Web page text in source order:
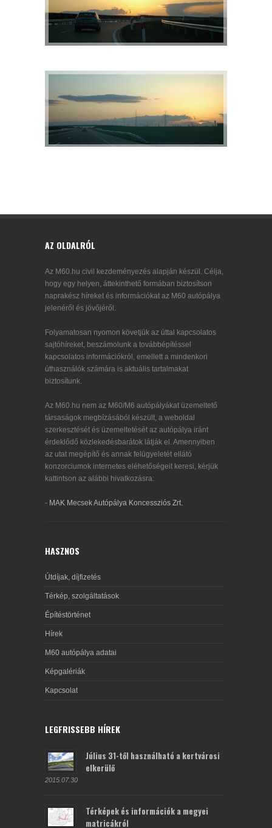
AZ OLDALRÓL
Az M60.hu civil kezdeményezés alapján készül. Célja,
hogy egy helyen, áttekinthető formában biztosítson
naprakész híreket és információkat az M60 autópálya
jelenéről és jövőjéről.
Folyamatosan nyomon követjük az úttal kapcsolatos
sajtóhíreket, beszámolunk a továbbépítéssel
kapcsolatos információkról, emellett a mindenkori
úthasználók számára is aktuális tartalmakat
biztosítunk.
Az M60.hu nem az M60/M6 autópályákat üzemeltető
társaságok megbízásából készült, a weboldal
szerkesztését és üzemeltetését az autópálya iránt
érdeklődő közlekedésbarátok látják el. Amennyiben
az utat megépítő és annak felügyeletét ellátó
konzorciumok internetes eléhetőségeit keresi, kérjük
kattintson az alábbi hivatkozásra:
- MAK Mecsek Autópálya Koncessziós Zrt.
HASZNOS
Útdíjak, díjfizetés
Térkép, szolgáltatások
Építéstörténet
Hírek
M60 autópálya adatai
Képgalériák
Kapcsolat
LEGFRISSEBB HÍREK
Július 31-től használható a kertvárosi
elkerülő
2015.07.30
Térképek és információk a megyei
matricákról